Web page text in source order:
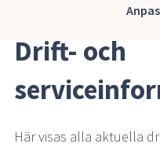
Drift- och
Drift- och
Här visas alla aktuella